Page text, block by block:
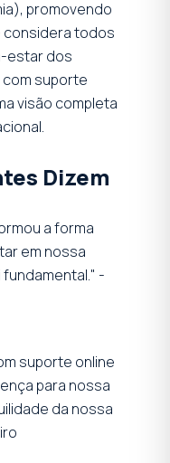
promovendo
considera todos
estar dos
com suporte
visão completa
Dizem
a forma
em nossa
-
suporte online
para nossa
da nossa